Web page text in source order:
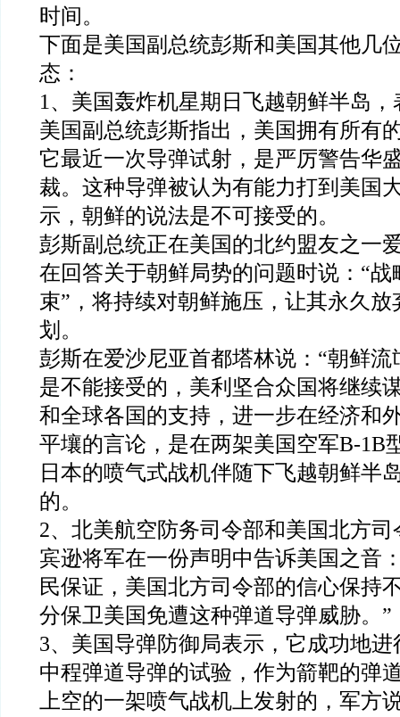
时间。
下面是美国副总统彭斯和美国其他几
态：
1、美国轰炸机星期日飞越朝鲜半岛
美国副总统彭斯指出，美国拥有所有
它最近一次导弹试射，是严厉警告华
裁。这种导弹被认为有能力打到美国
示，朝鲜的说法是不可接受的。
彭斯副总统正在美国的北约盟友之一
在回答关于朝鲜局势的问题时说：“
束”，将持续对朝鲜施压，让其永久
划。
彭斯在爱沙尼亚首都塔林说：“朝鲜
是不能接受的，美利坚合众国将继续
和全球各国的支持，进一步在经济和
平壤的言论，是在两架美国空军B-1B
日本的喷气式战机伴随下飞越朝鲜半
的。
2、北美航空防务司令部和美国北方
宾逊将军在一份声明中告诉美国之音
民保证，美国北方司令部的信心保持
分保卫美国免遭这种弹道导弹威胁。”
3、美国导弹防御局表示，它成功地
中程弹道导弹的试验，作为箭靶的弹
上空的一架喷气战机上发射的，军方